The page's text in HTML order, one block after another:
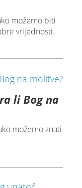
možemo biti
vrijednosti.
li Bog na
možemo znati